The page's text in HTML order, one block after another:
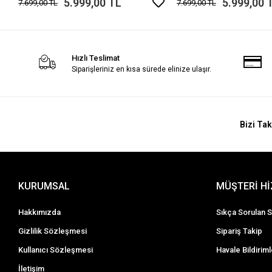
7.699,00 TL 5.999,00 TL 7.699,00 TL 5.999,00
Hızlı Teslimat
Siparişleriniz en kısa sürede elinize ulaşır.
Bizi
KURUMSAL
Hakkımızda
Gizlilik Sözleşmesi
Kullanıcı Sözleşmesi
İletişim
MÜŞTERİ
Sıkça Sorulan
Sipariş Takip
Havale